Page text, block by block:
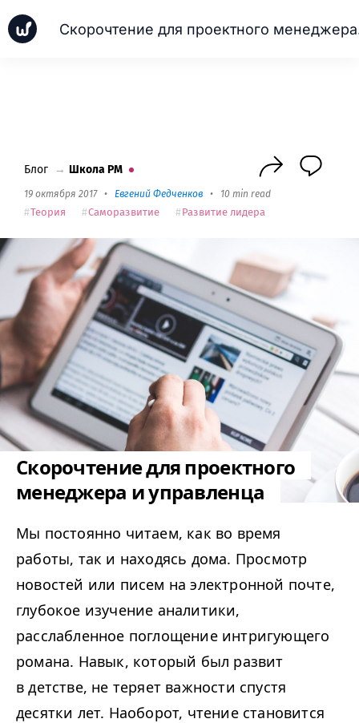
Блог → Школа PM
19 октября 2017 • Евгений Федченков • 10 min read
Теория Саморазвитие Развитие лидера
Скорочтение для проектного
менеджера и управленца
Мы постоянно читаем, как во время
работы, так и находясь дома. Просмотр
новостей или писем на электронной почте,
глубокое изучение аналитики,
расслабленное поглощение интригующего
романа. Навык, который был развит
в детстве, не теряет важности спустя
десятки лет. Наоборот, чтение становится